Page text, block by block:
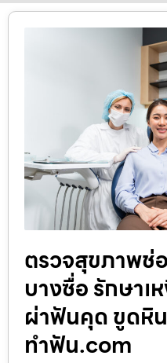
ตรวจสุขภาพช่
บางซื่อ รักษาเ
ผ่าฟันคุด ขูดหิ
ทำฟัน.com